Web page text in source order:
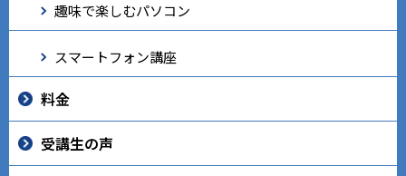
趣味で楽しむパソコン
スマートフォン講座
料金
受講生の声